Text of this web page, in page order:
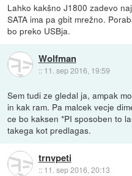
Lahko kakšno J1800 zadevo
SATA ima pa gbit mrežno.
bo preko USBja.
Wolfman
:: 11. sep 2016, 19:59
Sem tudi ze gledal ja, ampak
in kak ram. Pa malcek vecje
ce bo kaksen *PI sposoben to
takega kot predlagas.
trnvpeti
:: 11. sep 2016, 20:13